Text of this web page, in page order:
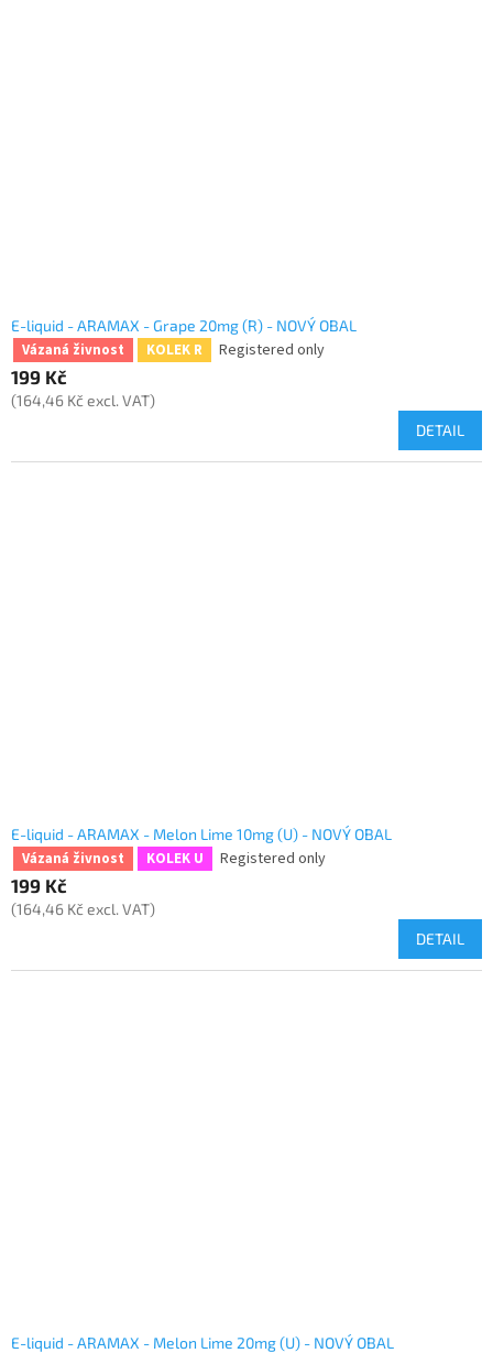
E-liquid - ARAMAX - Grape 20mg (R) - NOVÝ OBAL
Vázaná živnost KOLEK R
Registered only
199 Kč
(164,46 Kč excl. VAT)
DETAIL
E-liquid - ARAMAX - Melon Lime 10mg (U) - NOVÝ OBAL
Vázaná živnost KOLEK U
Registered only
199 Kč
(164,46 Kč excl. VAT)
DETAIL
E-liquid - ARAMAX - Melon Lime 20mg (U) - NOVÝ OBAL